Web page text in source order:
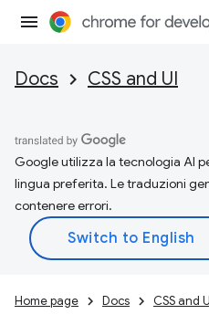
Docs CSS and UI
Google utilizza la tecnologia AI
lingua preferita. Le traduzioni
contenere errori.
Home page Docs CSS and